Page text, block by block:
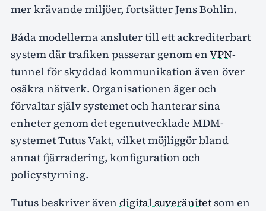
mer krävande miljöer, fortsätter Jens Bohlin.
Båda modellerna ansluter till ett ackrediterbart
system där trafiken passerar genom enVPN-
tunnel för skyddad kommunikation även över
osäkra nätverk. Organisationen äger och
förvaltar själv systemet och hanterar sina
enheter genom det egenutvecklade MDM-
systemet Tutus Vakt, vilket möjliggör bland
annat fjärradering, konfiguration och
policystyrning.
Tutus beskriver även digital suveränitet som en